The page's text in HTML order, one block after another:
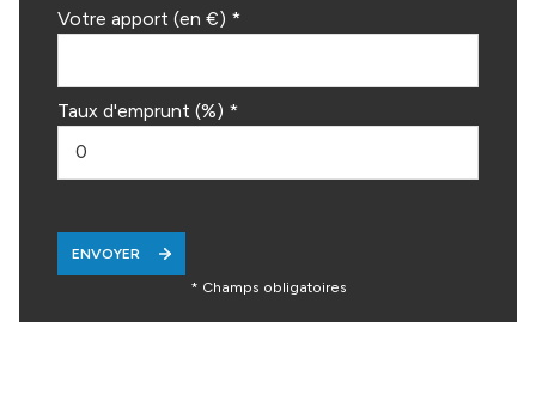
Votre apport (en €) *
Taux d'emprunt (%) *
ENVOYER
* Champs obligatoires